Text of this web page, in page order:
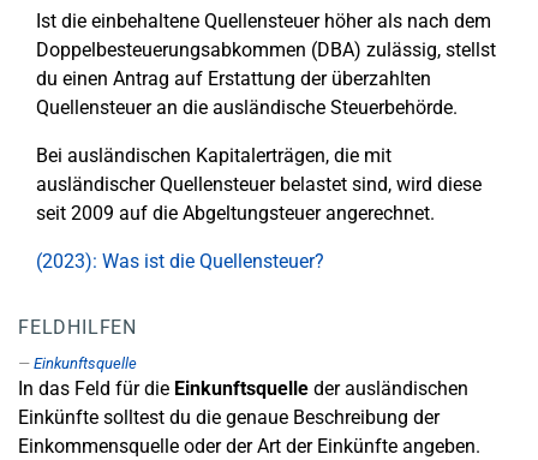
Ist die einbehaltene Quellensteuer höher als nach dem
Doppelbesteuerungsabkommen (DBA) zulässig, stellst
du einen Antrag auf Erstattung der überzahlten
Quellensteuer an die ausländische Steuerbehörde.
Bei ausländischen Kapitalerträgen, die mit
ausländischer Quellensteuer belastet sind, wird diese
seit 2009 auf die Abgeltungsteuer angerechnet.
(2023): Was ist die Quellensteuer?
FELDHILFEN
Einkunftsquelle
In das Feld für die Einkunftsquelle der ausländischen
Einkünfte solltest du die genaue Beschreibung der
Einkommensquelle oder der Art der Einkünfte angeben.